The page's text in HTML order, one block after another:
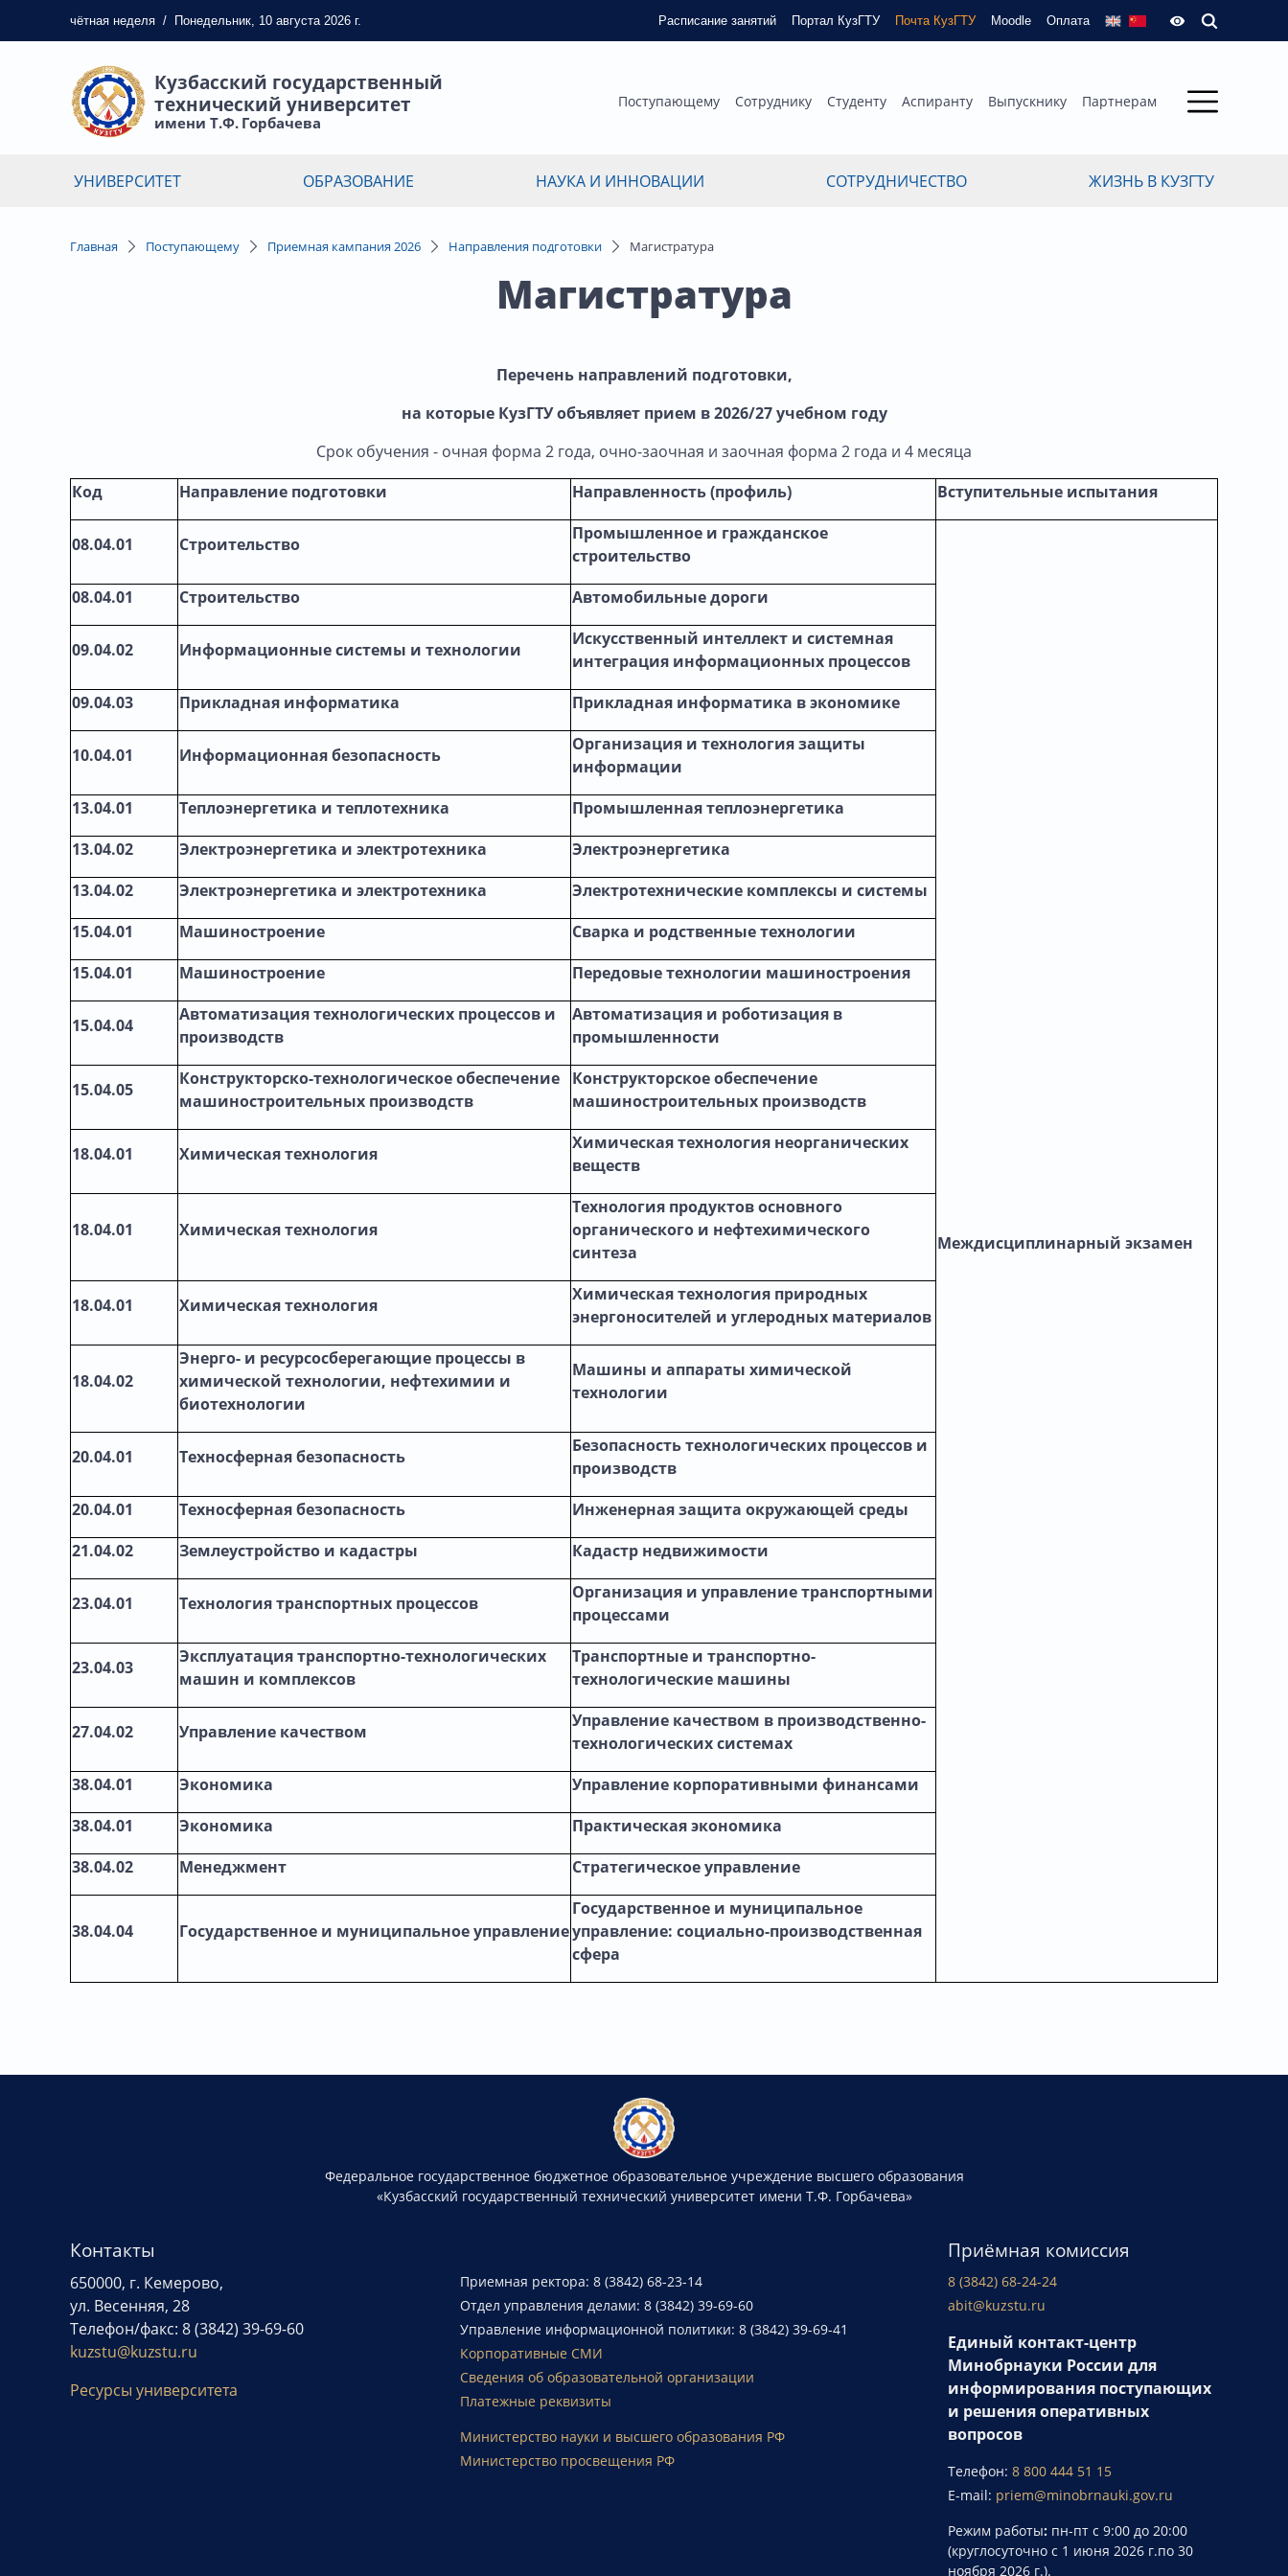
чётная неделя / Понедельник, 10 августа 2026 г. Расписание занятий Портал КузГТУ Почта КузГТУ Moodle Оплата
Кузбасский государственный
технический университет
имени Т.Ф. Горбачева
Поступающему Сотруднику Студенту Аспиранту Выпускнику Партнерам
УНИВЕРСИТЕТ ОБРАЗОВАНИЕ НАУКА И ИННОВАЦИИ СОТРУДНИЧЕСТВО ЖИЗНЬ В КУЗГТУ
Главная Поступающему Приемная кампания 2026 Направления подготовки Магистратура
Магистратура
Перечень направлений подготовки,
на которые КузГТУ объявляет прием в 2026/27 учебном году
Срок обучения - очная форма 2 года, очно-заочная и заочная форма 2 года и 4 месяца
Код
Направление подготовки Направленность (профиль) Вступительные испытания
08.04.01 Строительство
Промышленное и гражданское
строительство
Междисциплинарный экзамен
08.04.01 Строительство Автомобильные дороги
09.04.02 Информационные системы и технологии
Искусственный интеллект и системная
интеграция информационных процессов
09.04.03
Прикладная информатика Прикладная информатика в экономике
10.04.01 Информационная безопасность
Организация и технология защиты
информации
13.04.01
Теплоэнергетика и теплотехника
Промышленная теплоэнергетика
13.04.02
Электроэнергетика и электротехника
Электроэнергетика
13.04.02
Электроэнергетика и электротехника
Электротехнические комплексы и системы
15.04.01
Машиностроение
Сварка и родственные технологии
15.04.01
Машиностроение Передовые технологии машиностроения
15.04.04
Автоматизация технологических процессов и
производств
Автоматизация и роботизация в
промышленности
15.04.05
Конструкторско-технологическое обеспечение
машиностроительных производств
Конструкторское обеспечение
машиностроительных производств
18.04.01 Химическая технология
Химическая технология неорганических
веществ
18.04.01 Химическая технология
Технология продуктов основного
органического и нефтехимического
синтеза
18.04.01 Химическая технология
Химическая технология природных
энергоносителей и углеродных материалов
18.04.02
Энерго- и ресурсосберегающие процессы в
химической технологии, нефтехимии и
биотехнологии
Машины и аппараты химической
технологии
20.04.01 Техносферная безопасность
Безопасность технологических процессов и
производств
20.04.01
Техносферная безопасность
Инженерная защита окружающей среды
21.04.02
Землеустройство и кадастры Кадастр недвижимости
23.04.01 Технология транспортных процессов
Организация и управление транспортными
процессами
23.04.03
Эксплуатация транспортно-технологических
машин и комплексов
Транспортные и транспортно-
технологические машины
27.04.02 Управление качеством
Управление качеством в производственно-
технологических системах
38.04.01
Экономика
Управление корпоративными финансами
38.04.01
Экономика
Практическая экономика
38.04.02
Менеджмент Стратегическое управление
38.04.04 Государственное и муниципальное управление
Государственное и муниципальное
управление: социально-производственная
сфера
Федеральное государственное бюджетное образовательное учреждение высшего образования
«Кузбасский государственный технический университет имени Т.Ф. Горбачева»
Контакты
650000, г. Кемерово,
ул. Весенняя, 28
Телефон/факс: 8 (3842) 39-69-60
kuzstu@kuzstu.ru
Ресурсы университета
Приемная ректора: 8 (3842) 68-23-14
Отдел управления делами: 8 (3842) 39-69-60
Управление информационной политики: 8 (3842) 39-69-41
Корпоративные СМИ
Сведения об образовательной организации
Платежные реквизиты
Министерство науки и высшего образования РФ
Министерство просвещения РФ
Приёмная комиссия
8 (3842) 68-24-24
abit@kuzstu.ru
Единый контакт-центр
Минобрнауки России для
информирования поступающих
и решения оперативных
вопросов
Телефон:8 800 444 51 15
E-mail: priem@minobrnauki.gov.ru
Режим работы: пн-пт с 9:00 до 20:00
(круглосуточно с 1 июня 2026 г.по 30
ноября 2026 г.).